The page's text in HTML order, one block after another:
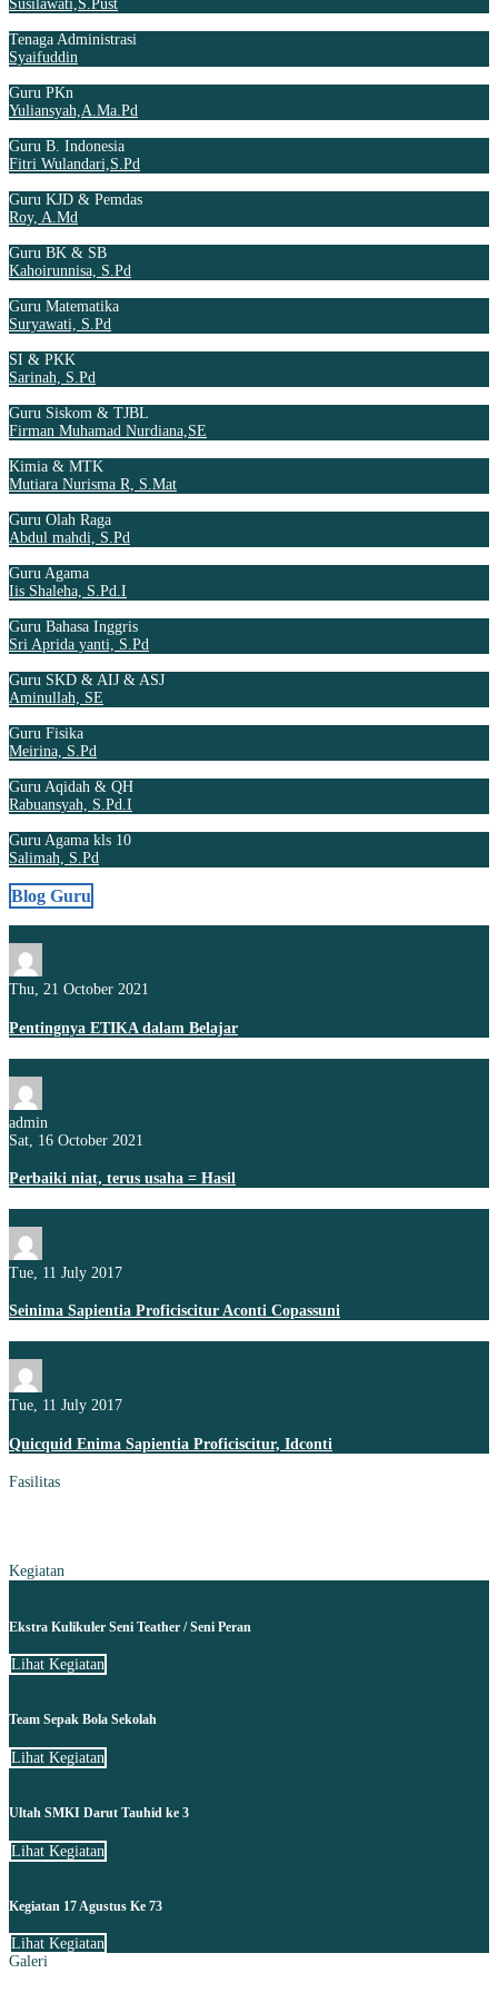
Susilawati,S.Pust
Tenaga Administrasi
Syaifuddin
Guru PKn
Yuliansyah,A.Ma.Pd
Guru B. Indonesia
Fitri Wulandari,S.Pd
Guru KJD & Pemdas
Roy, A.Md
Guru BK & SB
Kahoirunnisa, S.Pd
Guru Matematika
Suryawati, S.Pd
SI & PKK
Sarinah, S.Pd
Guru Siskom & TJBL
Firman Muhamad Nurdiana,SE
Kimia & MTK
Mutiara Nurisma R, S.Mat
Guru Olah Raga
Abdul mahdi, S.Pd
Guru Agama
Iis Shaleha, S.Pd.I
Guru Bahasa Inggris
Sri Aprida yanti, S.Pd
Guru SKD & AIJ & ASJ
Aminullah, SE
Guru Fisika
Meirina, S.Pd
Guru Aqidah & QH
Rabuansyah, S.Pd.I
Guru Agama kls 10
Salimah, S.Pd
Blog Guru
Thu, 21 October 2021
Pentingnya ETIKA dalam Belajar
admin
Sat, 16 October 2021
Perbaiki niat, terus usaha = Hasil
Tue, 11 July 2017
Seinima Sapientia Proficiscitur Aconti Copassuni
Tue, 11 July 2017
Quicquid Enima Sapientia Proficiscitur, Idconti
Fasilitas
Kegiatan
Ekstra Kulikuler Seni Teather / Seni Peran
Lihat Kegiatan
Team Sepak Bola Sekolah
Lihat Kegiatan
Ultah SMKI Darut Tauhid ke 3
Lihat Kegiatan
Kegiatan 17 Agustus Ke 73
Lihat Kegiatan
Galeri